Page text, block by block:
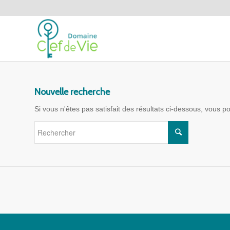
Nouvelle recherche
Si vous n'êtes pas satisfait des résultats ci-dessous, vous